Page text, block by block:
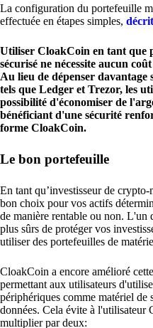
La configuration du portefeuille
effectuée en étapes simples,
Utiliser CloakCoin en tant que
sécurisé ne nécessite aucun
Au lieu de dépenser davantage
tels que Ledger et Trezor, les
possibilité d'économiser de
bénéficiant d'une sécurité
forme CloakCoin.
Le bon portefeuille
En tant qu’investisseur de
bon choix pour vos actifs
de manière rentable ou non. L'un
plus sûrs de protéger vos
utiliser des portefeuilles de
CloakCoin a encore amélioré
permettant aux utilisateurs
périphériques comme matériel de
données. Cela évite à l'utilisateur
multiplier par deux: